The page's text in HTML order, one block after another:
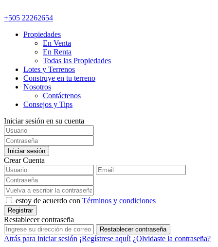
+505 22262654
Propiedades
En Venta
En Renta
Todas las Propiedades
Lotes y Terrenos
Construye en tu terreno
Nosotros
Contáctenos
Consejos y Tips
Iniciar sesión en su cuenta
Iniciar sesión
Crear Cuenta
estoy de acuerdo con Términos y condiciones
Registrar
Restablecer contraseña
Restablecer contraseña
Atrás para iniciar sesión ¡Regístrese aquí! ¿Olvidaste la contraseña?